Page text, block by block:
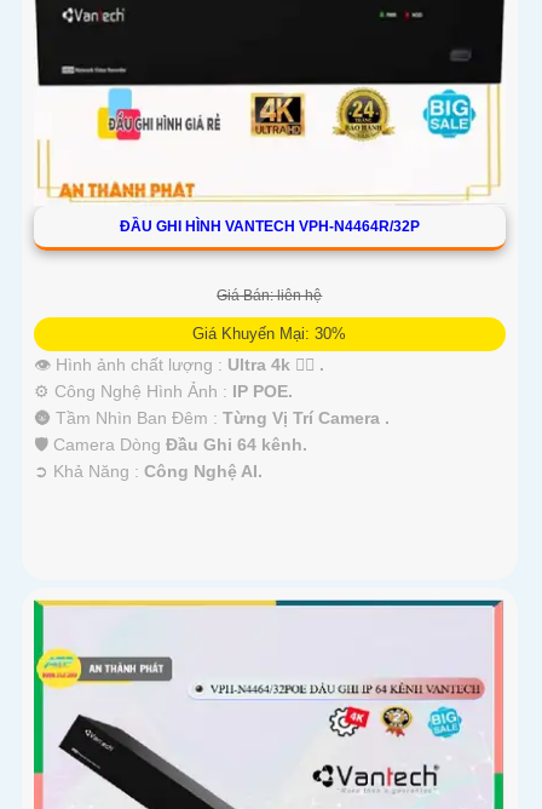
ĐẦU GHI HÌNH VANTECH VPH-N4464R/32P
Giá Bán: liên hệ
Giá Khuyến Mại: 30%
👁 Hình ảnh chất lượng : Ultra 4k 👍🏾 .
⚙ Công Nghệ Hình Ảnh : IP POE.
🌚 Tầm Nhìn Ban Đêm : Từng Vị Trí Camera .
🛡 Camera Dòng Đầu Ghi 64 kênh.
️➲ Khả Năng : Công Nghệ AI.